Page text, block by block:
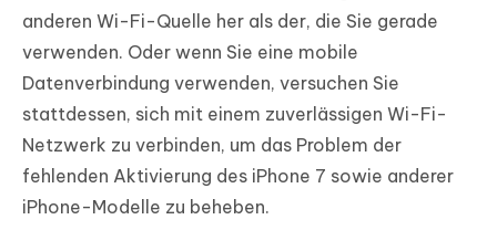
anderen Wi-Fi-Quelle her als der, die Sie gerade
verwenden. Oder wenn Sie eine mobile
Datenverbindung verwenden, versuchen Sie
stattdessen, sich mit einem zuverlässigen Wi-Fi-
Netzwerk zu verbinden, um das Problem der
fehlenden Aktivierung des iPhone 7 sowie anderer
iPhone-Modelle zu beheben.